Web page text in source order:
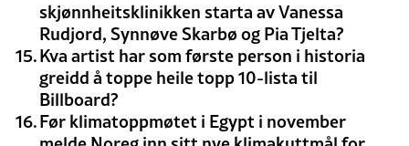
skjønnheitsklinikken starta av Vanessa
Rudjord, Synnøve Skarbø og Pia Tjelta?
Kva artist har som første person i historia
greidd å toppe heile topp 10-lista til
Billboard?
Før klimatoppmøtet i Egypt i november